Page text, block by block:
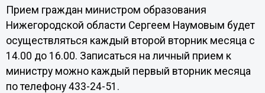
Прием граждан министром образования
Нижегородской области Сергеем Наумовым будет
осуществляться каждый второй вторник месяца с
14.00 до 16.00. Записаться на личный прием к
министру можно каждый первый вторник месяца
по телефону 433-24-51.